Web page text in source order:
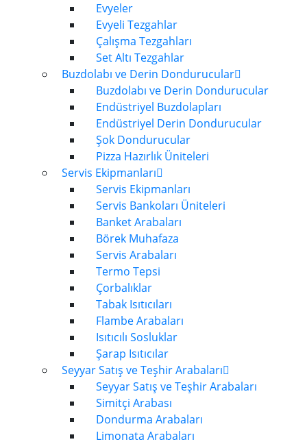
Evyeler
Evyeli Tezgahlar
Çalışma Tezgahları
Set Altı Tezgahlar
Buzdolabı ve Derin Dondurucular
Buzdolabı ve Derin Dondurucular
Endüstriyel Buzdolapları
Endüstriyel Derin Dondurucular
Şok Dondurucular
Pizza Hazırlık Üniteleri
Servis Ekipmanları
Servis Ekipmanları
Servis Bankoları Üniteleri
Banket Arabaları
Börek Muhafaza
Servis Arabaları
Termo Tepsi
Çorbalıklar
Tabak Isıtıcıları
Flambe Arabaları
Isıtıcılı Sosluklar
Şarap Isıtıcılar
Seyyar Satış ve Teşhir Arabaları
Seyyar Satış ve Teşhir Arabaları
Simitçi Arabası
Dondurma Arabaları
Limonata Arabaları